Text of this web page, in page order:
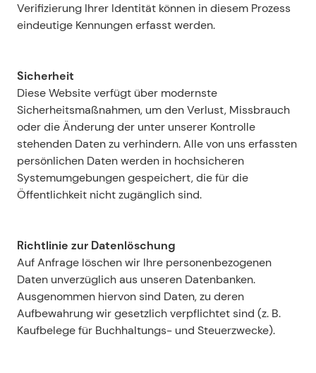
Verifizierung Ihrer Identität können in diesem Prozess
eindeutige Kennungen erfasst werden.
Sicherheit
Diese Website verfügt über modernste
Sicherheitsmaßnahmen, um den Verlust, Missbrauch
oder die Änderung der unter unserer Kontrolle
stehenden Daten zu verhindern. Alle von uns erfassten
persönlichen Daten werden in hochsicheren
Systemumgebungen gespeichert, die für die
Öffentlichkeit nicht zugänglich sind.
Richtlinie zur Datenlöschung
Auf Anfrage löschen wir Ihre personenbezogenen
Daten unverzüglich aus unseren Datenbanken.
Ausgenommen hiervon sind Daten, zu deren
Aufbewahrung wir gesetzlich verpflichtet sind (z. B.
Kaufbelege für Buchhaltungs- und Steuerzwecke).